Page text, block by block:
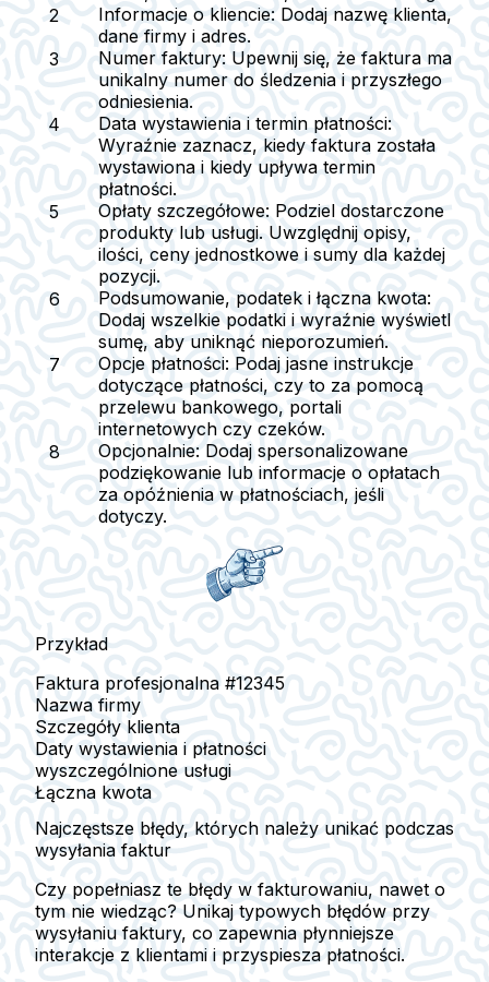
Informacje o kliencie: Dodaj nazwę klienta,
dane firmy i adres.
Numer faktury: Upewnij się, że faktura ma
unikalny numer do śledzenia i przyszłego
odniesienia.
Data wystawienia i termin płatności:
Wyraźnie zaznacz, kiedy faktura została
wystawiona i kiedy upływa termin
płatności.
Opłaty szczegółowe: Podziel dostarczone
produkty lub usługi. Uwzględnij opisy,
ilości, ceny jednostkowe i sumy dla każdej
pozycji.
Podsumowanie, podatek i łączna kwota:
Dodaj wszelkie podatki i wyraźnie wyświetl
sumę, aby uniknąć nieporozumień.
Opcje płatności: Podaj jasne instrukcje
dotyczące płatności, czy to za pomocą
przelewu bankowego, portali
internetowych czy czeków.
Opcjonalnie: Dodaj spersonalizowane
podziękowanie lub informacje o opłatach
za opóźnienia w płatnościach, jeśli
dotyczy.
Przykład
Faktura profesjonalna #12345
Nazwa firmy
Szczegóły klienta
Daty wystawienia i płatności
wyszczególnione usługi
Łączna kwota
Najczęstsze błędy, których należy unikać podczas
wysyłania faktur
Czy popełniasz te błędy w fakturowaniu, nawet o
tym nie wiedząc? Unikaj typowych błędów przy
wysyłaniu faktury, co zapewnia płynniejsze
interakcje z klientami i przyspiesza płatności.